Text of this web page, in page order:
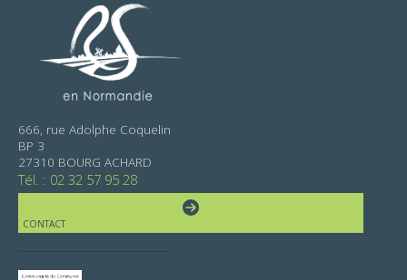
666, rue Adolphe Coquelin
BP 3
27310 BOURG ACHARD
Tél. : 02 32 57 95 28
CONTACT